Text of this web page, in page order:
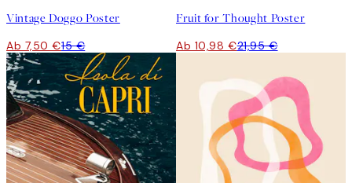
Vintage Doggo Poster
Ab 7,50 €15 €
Fruit for Thought Poster
Ab 10,98 €21,95 €